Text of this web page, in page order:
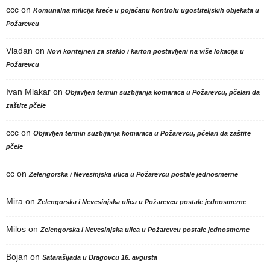
ccc on Komunalna milicija kreće u pojačanu kontrolu ugostiteljskih objekata u
Požarevcu
Vladan on Novi kontejneri za staklo i karton postavljeni na više lokacija u
Požarevcu
Ivan Mlakar on Objavljen termin suzbijanja komaraca u Požarevcu, pčelari da
zaštite pčele
ccc on Objavljen termin suzbijanja komaraca u Požarevcu, pčelari da zaštite
pčele
cc on Zelengorska i Nevesinjska ulica u Požarevcu postale jednosmerne
Mira on Zelengorska i Nevesinjska ulica u Požarevcu postale jednosmerne
Milos on Zelengorska i Nevesinjska ulica u Požarevcu postale jednosmerne
Bojan on Satarašijada u Dragovcu 16. avgusta